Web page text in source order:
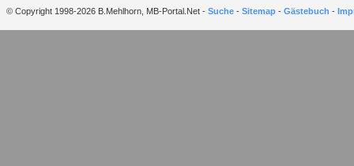
© Copyright 1998-2026 B.Mehlhorn, MB-Portal.Net - Suche - Sitemap - Gästebuch -